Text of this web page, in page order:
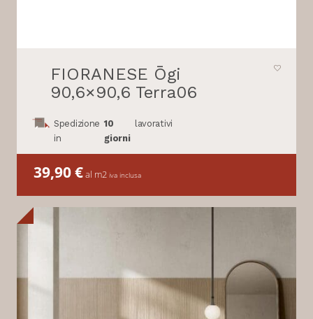
FIORANESE Ōgi
90,6×90,6 Terra06
Spedizione
in
10
giorni
lavorativi
39,90€al m2 iva inclusa